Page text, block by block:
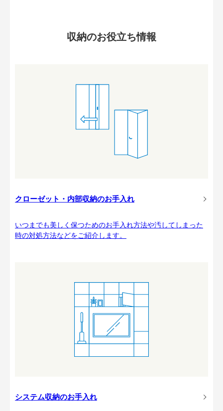
収納のお役立ち情報
クローゼット・内部収納のお手入れ
いつまでも美しく保つためのお手入れ方法や汚してしまった
時の対処方法などをご紹介します。
システム収納のお手入れ